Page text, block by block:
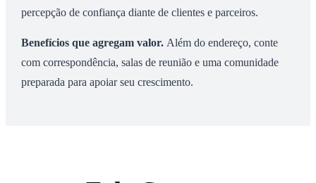
percepção de confiança diante de clientes e parceiros.
Benefícios que agregam valor. Além do endereço, conte
com correspondência, salas de reunião e uma comunidade
preparada para apoiar seu crescimento.